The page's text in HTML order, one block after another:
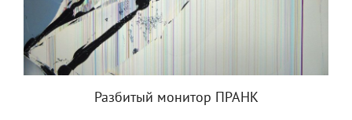
Разбитый монитор ПРАНК